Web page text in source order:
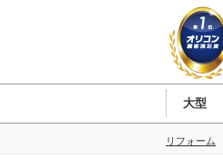
大型
リフォーム